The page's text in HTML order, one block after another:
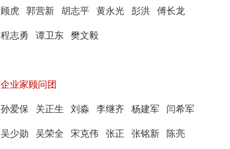
顾虎 郭营新 胡志平 黄永光 彭洪 傅长龙
程志勇 谭卫东 樊文毅
企业家顾问团
孙爱保 关正生 刘淼 李继齐 杨建军 闫希军
吴少勋 吴荣全 宋克伟 张正 张铭新 陈亮